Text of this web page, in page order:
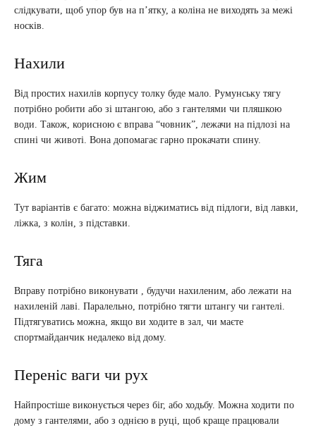
слідкувати, щоб упор був на п’ятку, а коліна не виходять за межі
носків.
Нахили
Від простих нахилів корпусу толку буде мало. Румунську тягу
потрібно робити або зі штангою, або з гантелями чи пляшкою
води. Також, корисною є вправа “човник”, лежачи на підлозі на
спині чи животі. Вона допомагає гарно прокачати спину.
Жим
Тут варіантів є багато: можна віджиматись від підлоги, від лавки,
ліжка, з колін, з підставки.
Тяга
Вправу потрібно виконувати , будучи нахиленим, або лежати на
нахиленій лаві. Паралельно, потрібно тягти штангу чи гантелі.
Підтягуватись можна, якщо ви ходите в зал, чи маєте
спортмайданчик недалеко від дому.
Переніс ваги чи рух
Найпростіше виконується через біг, або ходьбу. Можна ходити по
дому з гантелями, або з однією в руці, щоб краще працювали